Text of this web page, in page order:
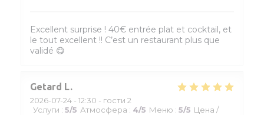
Excellent surprise ! 40€ entrée plat et cocktail, et
le tout excellent !! C’est un restaurant plus que
validé 😋
Getard L
2026-07-24 - 12:30 - гости 2
Услуги : 5/5 Атмосфера : 4/5 Меню : 5/5 Цена /